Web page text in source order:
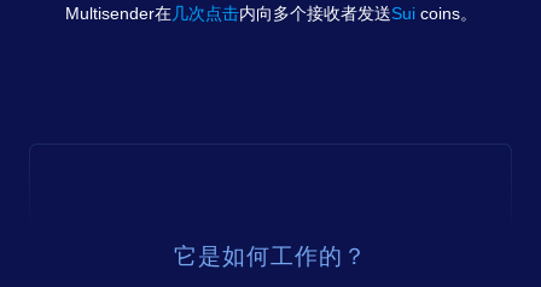
Multisender在几次点击内向多个接收者发送Sui coins。
它是如何工作的？